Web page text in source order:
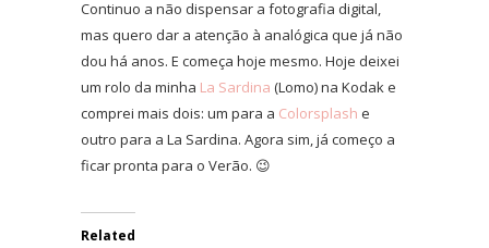
Continuo a não dispensar a fotografia digital,
mas quero dar a atenção à analógica que já não
dou há anos. E começa hoje mesmo. Hoje deixei
um rolo da minha La Sardina (Lomo) na Kodak e
comprei mais dois: um para a Colorsplash e
outro para a La Sardina. Agora sim, já começo a
ficar pronta para o Verão. 😉
Related